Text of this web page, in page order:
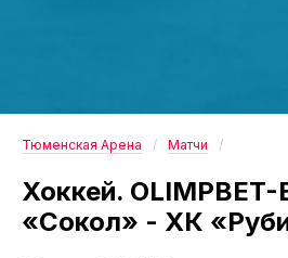
Тюменская Арена Матчи
Хоккей.
«Сокол» - ХК